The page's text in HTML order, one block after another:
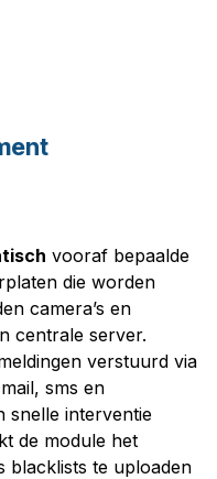
vooraf bepaalde
die worden
camera’s en
centrale server.
verstuurd via
sms en
snelle interventie
de module het
blacklists te uploaden